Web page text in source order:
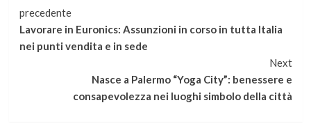
Continua
a
precedente
Lavorare in Euronics: Assunzioni in corso in tutta Italia
nei punti vendita e in sede
Next
Nasce a Palermo “Yoga City”: benessere e
consapevolezza nei luoghi simbolo della città